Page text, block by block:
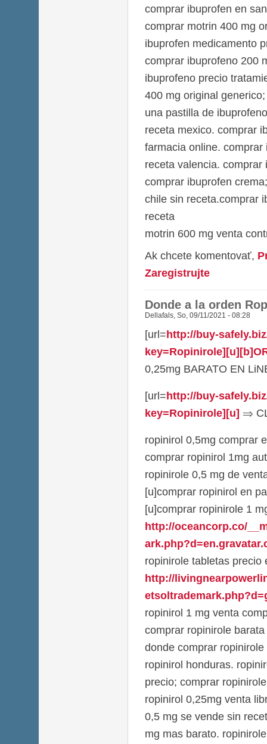
comprar ibuprofen en
comprar motrin 400 mg
ibuprofen medicamento
comprar ibuprofeno 200
ibuprofeno precio
400 mg original
una pastilla de
receta mexico. comprar
farmacia online.
receta valencia.
comprar ibuprofen
chile sin receta.comprar
receta
motrin 600 mg venta
Ak chcete komentovať,
Zaregistrujte
Donde a la orden
Dellafals, So, 09/11/2021 - 08:28
[url=http://buy-
0,25mg BARATO EN
[url=http://buy-
key=Ropinirole][u] ⇒
ropinirol 0,5mg comprar
comprar ropinirol 1mg
ropinirole 0,5 mg de
[u]comprar ropinirol en
[u]comprar ropinirole 1
http://oceancorp.co/
ropinirole tabletas precio
http://
ropinirol 1 mg venta
comprar ropinirole
donde comprar
ropinirol honduras.
precio; comprar
ropinirol 0,25mg venta
0,5 mg se vende sin
mg mas barato.